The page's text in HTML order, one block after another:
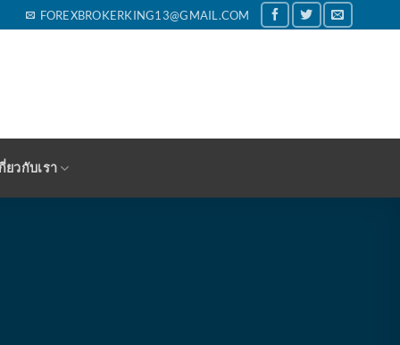
FOREXBROKERKING13@GMAIL.COM
ยวกับเรา